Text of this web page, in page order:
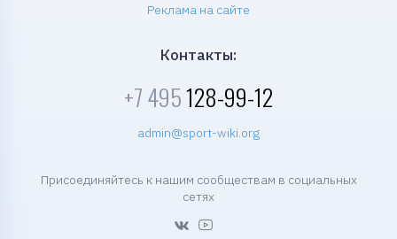
Реклама на сайте
Контакты:
+7 495128-99-12
admin@sport-wiki.org
Присоединяйтесь к нашим сообществам в социальных
сетях